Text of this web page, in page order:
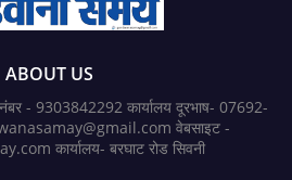
ABOUT US
नंबर - 9303842292 कार्यालय दूरभाष- 07692-
वेबसाइट -
कार्यालय- बरघाट रोड सिवनी